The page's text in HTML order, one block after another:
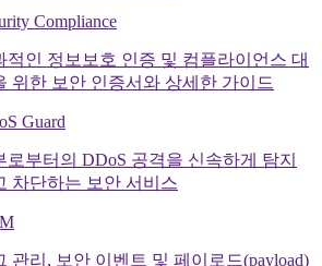
Compliance
적인 정보보호 인증 및 컴플라이언스 대
위한 보안 인증서와 상세한 가이드
Guard
로부터의 DDoS 공격을 신속하게 탐지
차단하는 보안 서비스
관리, 보안 이벤트 및 페이로드(payload)